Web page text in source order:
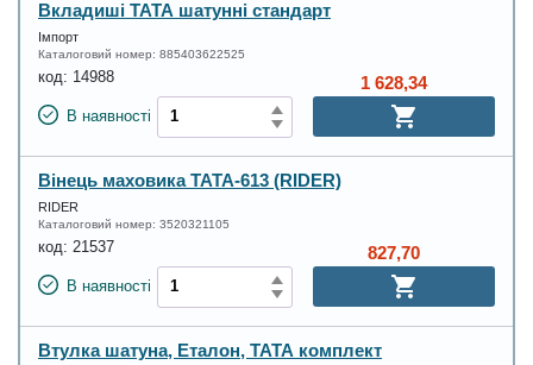
Вкладиші ТАТА шатунні стандарт
Імпорт
Каталоговий номер: 885403622525
код: 14988
В наявності
1 628,34
Вінець маховика ТАТА-613 (RIDER)
RIDER
Каталоговий номер: 3520321105
код: 21537
В наявності
827,70
Втулка шатуна, Еталон, ТАТА комплект